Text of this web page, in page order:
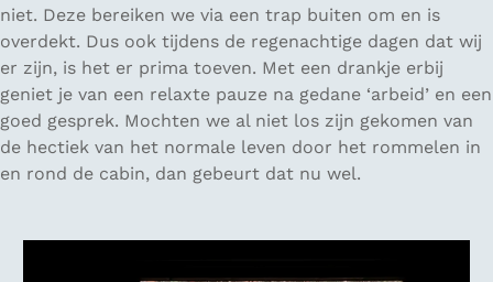
niet. Deze bereiken we via een trap buiten om en is
overdekt. Dus ook tijdens de regenachtige dagen dat wij
er zijn, is het er prima toeven. Met een drankje erbij
geniet je van een relaxte pauze na gedane ‘arbeid’ en een
goed gesprek. Mochten we al niet los zijn gekomen van
de hectiek van het normale leven door het rommelen in
en rond de cabin, dan gebeurt dat nu wel.